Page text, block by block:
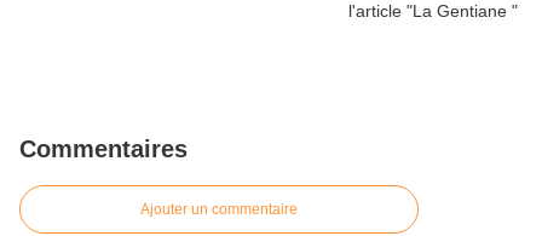
Commentaires
Ajouter un commentaire